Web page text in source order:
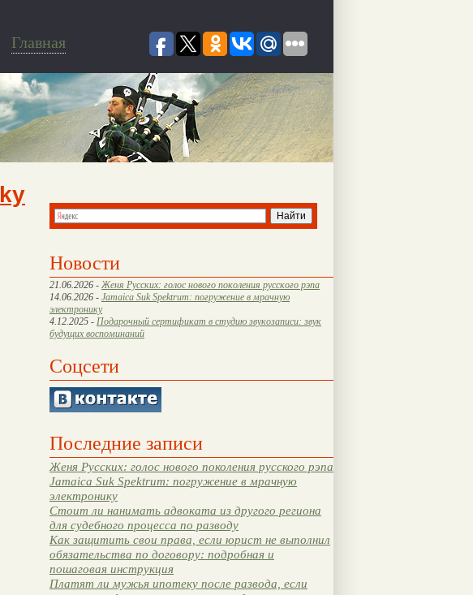
Главная
Новости
21.06.2026 - Женя Русских: голос нового поколения русского рэпа
14.06.2026 - Jamaica Suk Spektrum: погружение в мрачную
электронику
4.12.2025 - Подарочный сертификат в студию звукозаписи: звук
будущих воспоминаний
Соцсети
Последние записи
Женя Русских: голос нового поколения русского рэпа
Jamaica Suk Spektrum: погружение в мрачную
электронику
Стоит ли нанимать адвоката из другого региона
для судебного процесса по разводу
Как защитить свои права, если юрист не выполнил
обязательства по договору: подробная и
пошаговая инструкция
Платят ли мужья ипотеку после развода, если